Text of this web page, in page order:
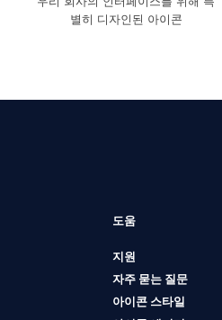
별히 디자인된 아이콘
도움
지원
자주 묻는 질문
아이콘 스타일